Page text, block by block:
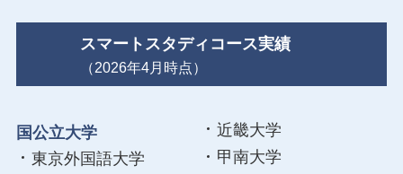
スマートスタディコース実績
（2026年4月時点）
国公立大学
東京外国語大学
近畿大学
甲南大学